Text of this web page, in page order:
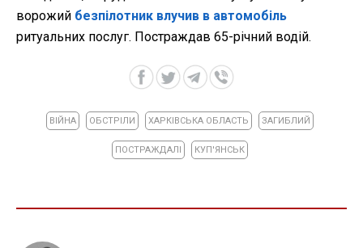
ворожий безпілотник влучив в автомобіль
ритуальних послуг. Постраждав 65-річний водій.
ВІЙНА ОБСТРІЛИ ХАРКІВСЬКА ОБЛАСТЬ ЗАГИБЛИЙ
ПОСТРАЖДАЛІ КУП'ЯНСЬК